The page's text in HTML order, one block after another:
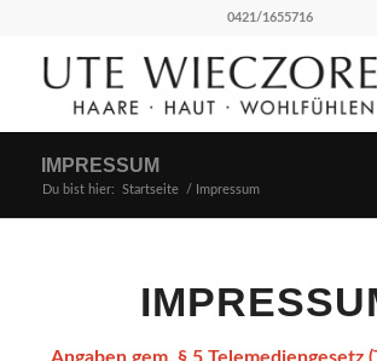
0421/1655716
IMPRESSUM
Du bist hier: Startseite / Impressum